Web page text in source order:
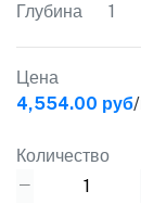
Глубина
1
Цена
4,554.00 руб
Количество